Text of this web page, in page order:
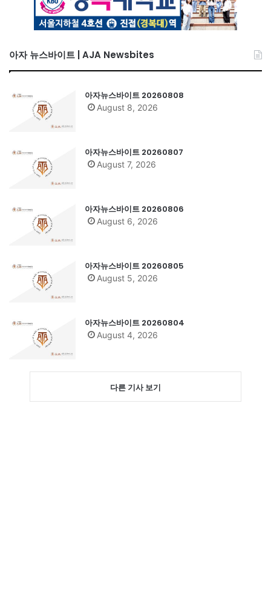
아자 뉴스바이트 | AJA Newsbites
아자뉴스바이트 20260808
August 8, 2026
아자뉴스바이트 20260807
August 7, 2026
아자뉴스바이트 20260806
August 6, 2026
아자뉴스바이트 20260805
August 5, 2026
아자뉴스바이트 20260804
August 4, 2026
다른 기사 보기